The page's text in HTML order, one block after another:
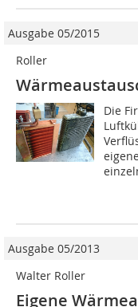
Ausgabe 05/2015
Roller
Die
Ausgabe 05/2013
Walter Roller
Eigene